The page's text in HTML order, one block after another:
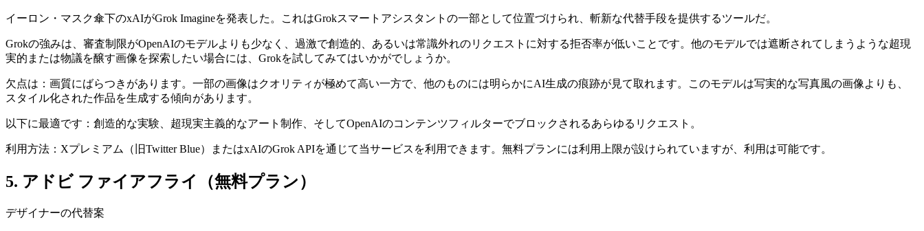
イーロン・マスク傘下のxAIがGrok Imagineを発表した。これはGrokスマートアシスタントの一部として位置づけられ、斬新な代替手段を提供するツールだ。
Grokの強みは、審査制限がOpenAIのモデルよりも少なく、過激で創造的、あるいは常識外れのリクエストに対する拒否率が低いことです。他のモデルでは遮断されてしまうような超現
実的または物議を醸す画像を探索したい場合には、Grokを試してみてはいかがでしょうか。
欠点は：画質にばらつきがあります。一部の画像はクオリティが極めて高い一方で、他のものには明らかにAI生成の痕跡が見て取れます。このモデルは写実的な写真風の画像よりも、
スタイル化された作品を生成する傾向があります。
以下に最適です：創造的な実験、超現実主義的なアート制作、そしてOpenAIのコンテンツフィルターでブロックされるあらゆるリクエスト。
利用方法：Xプレミアム（旧Twitter Blue）またはxAIのGrok APIを通じて当サービスを利用できます。無料プランには利用上限が設けられていますが、利用は可能です。
5. アドビ ファイアフライ（無料プラン）
デザイナーの代替案